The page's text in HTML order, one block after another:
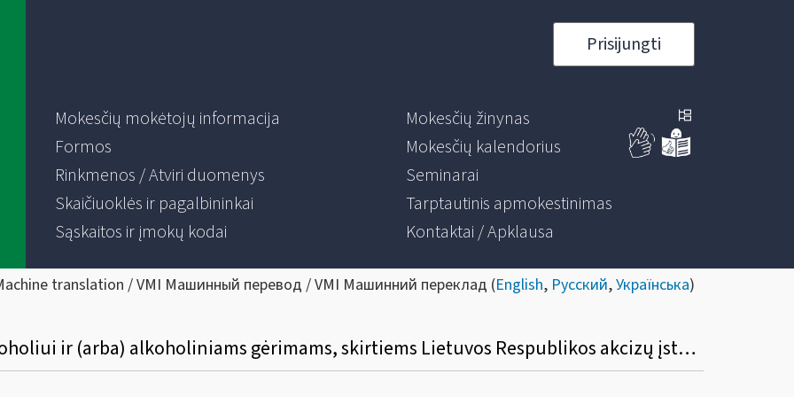
Prisijungti
Mokesčių mokėtojų informacija
Formos
Rinkmenos / Atviri duomenys
Skaičiuoklės ir pagalbininkai
Sąskaitos ir įmokų kodai
Mokesčių žinynas
Mokesčių kalendorius
Seminarai
Tarptautinis apmokestinimas
Kontaktai / Apklausa
translation / VMI Машинный перевод / VMI Машинний переклад (English, Русский,Українська)
Dėl akcizų lengvatų taikymo etilo alkoholiui ir (arba) alkoholiniams gėrimams, skirtiems Lietuvos Respublikos akcizų įstatymo 27 straipsnio 1 dalies 4–7 ir 9 punktuose nurodytiems tikslams, tvarkos aprašo patvirtinimo